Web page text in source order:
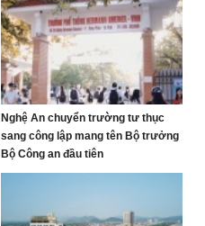
Nghệ An chuyển trường tư thục
sang công lập mang tên Bộ trưởng
Bộ Công an đầu tiên